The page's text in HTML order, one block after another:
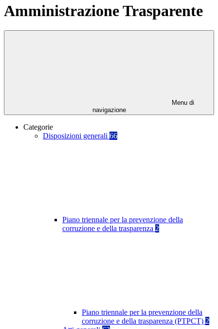
Amministrazione Trasparente
Menu di
navigazione
Categorie
Disposizioni generali 66
Piano triennale per la prevenzione della
corruzione e della trasparenza 2
Piano triennale per la prevenzione della
corruzione e della trasparenza (PTPCT) 2